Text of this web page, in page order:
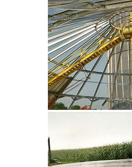
CLIQUEZ POUR